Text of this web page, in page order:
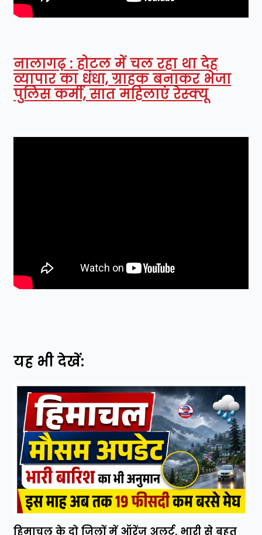
नालागढ़ : होटल में चल रहा था देह
व्यापार का धंधा, ग्राहक बनाकर भेजा
पुलिस कर्मी, सात महिलाएं रेस्क्यू
यह भी देखें:
हिमाचल के दो जिलों में ऑरेंज अलर्ट, भारी से बहुत